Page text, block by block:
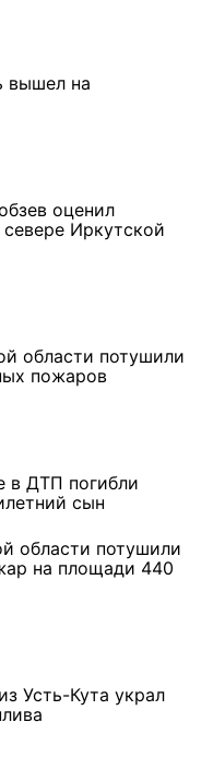
вышел на
оценил
Иркутской
области потушили
пожаров
в ДТП погибли
сын
области потушили
на площади 440
Усть-Кута украл